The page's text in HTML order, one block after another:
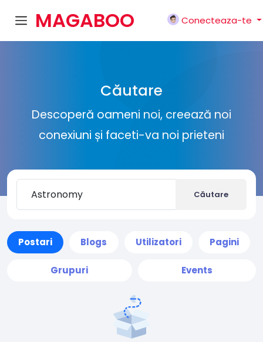
MAGABOO
Conecteaza-te
Căutare
Descoperă oameni noi, creează noi
conexiuni și faceti-va noi prieteni
Căutare
Postari Blogs Utilizatori Pagini
Grupuri Events